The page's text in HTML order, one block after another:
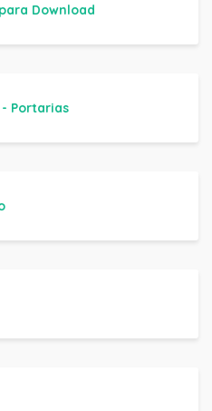
Download
Portarias